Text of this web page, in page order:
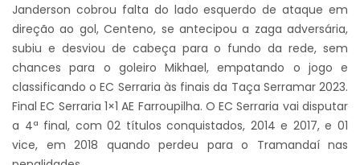
Janderson cobrou falta do lado esquerdo de ataque em
direção ao gol, Centeno, se antecipou a zaga adversária,
subiu e desviou de cabeça para o fundo da rede, sem
chances para o goleiro Mikhael, empatando o jogo e
classificando o EC Serraria às finais da Taça Serramar 2023.
Final EC Serraria 1×1 AE Farroupilha. O EC Serraria vai disputar
a 4ª final, com 02 títulos conquistados, 2014 e 2017, e 01
vice, em 2018 quando perdeu para o Tramandaí nas